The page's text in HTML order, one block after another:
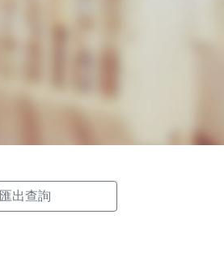
匯出查詢